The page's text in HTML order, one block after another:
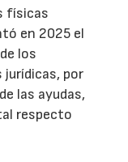
físicas
en 2025 el
los
por
las ayudas,
respecto